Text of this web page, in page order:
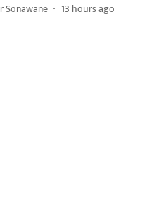
Sonawane 13 hours ago